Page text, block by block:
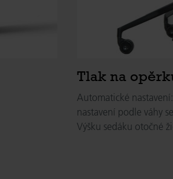
Tlak na
Automatické
nastavení podle váhy
Výšku sedáku otočné